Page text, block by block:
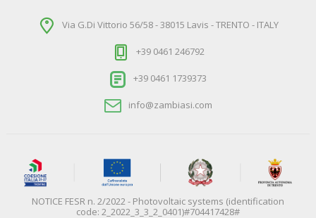
Via G.Di Vittorio 56/58 - 38015 Lavis - TRENTO - ITALY
+39 0461 246792
+39 0461 1739373
info@zambiasi.com
NOTICE FESR n. 2/2022 - Photovoltaic systems (identification
code: 2_2022_3_3_2_0401)#704417428#